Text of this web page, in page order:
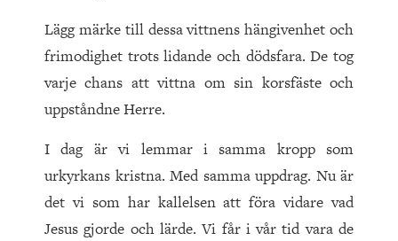
Lägg märke till dessa vittnens hängivenhet och
frimodighet trots lidande och dödsfara. De tog
varje chans att vittna om sin korsfäste och
uppståndne Herre.
I dag är vi lemmar i samma kropp som
urkyrkans kristna. Med samma uppdrag. Nu är
det vi som har kallelsen att föra vidare vad
Jesus gjorde och lärde. Vi får i vår tid vara de